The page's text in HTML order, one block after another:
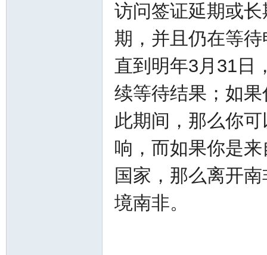
访问签证延期或
期，并且仍在等
直到明年3月31日
续等待结果；如
此期间，那么你
响，而如果你是
国家，那么离开
境南非。